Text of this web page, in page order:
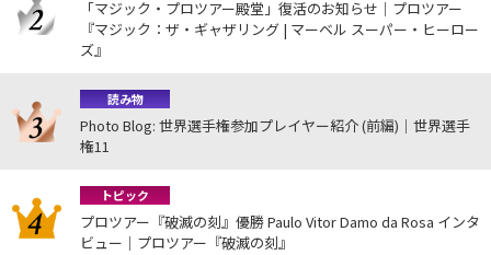
「マジック・プロツアー殿堂」復活のお知らせ｜プロツアー
『マジック：ザ・ギャザリング | マーベル スーパー・ヒーロー
ズ』
読み物
Photo Blog: 世界選手権参加プレイヤー紹介 (前編)｜世界選手
権11
トピック
プロツアー『破滅の刻』優勝 Paulo Vitor Damo da Rosa インタ
ビュー｜プロツアー『破滅の刻』